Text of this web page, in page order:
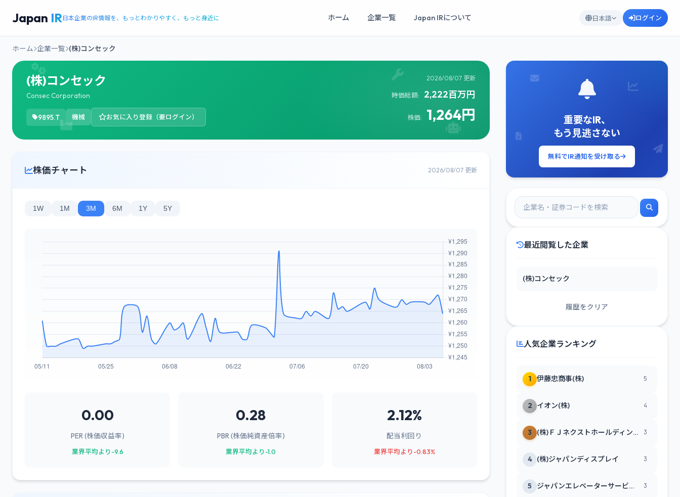
Japan IR日本企業のIR情報を、もっとわかりやすく、もっと身近に ホーム 企業一覧 Japan IRについて 日本語 ログイン
ホーム 企業一覧 (株)コンセック
(株)コンセック
Consec Corporation
9895.T 機械 お気に入り登録（要ログイン）
2026/08/07 更新
時価総額: 2,222百万円
株価: 1,264円
株価チャート 2026/08/07 更新
1W 1M 3M 6M 1Y 5Y
0.00
PER (株価収益率)
業界平均より-9.6
0.28
PBR (株価純資産倍率)
業界平均より-1.0
2.12%
配当利回り
業界平均より-0.83%
重要なIR、
もう見逃さない
無料でIR通知を受け取る
最近閲覧した企業
(株)コンセック
履歴をクリア
人気企業ランキング
1 伊藤忠商事(株) 5
2 イオン(株) 4
3 (株)ＦＪネクストホールディングス 3
4 (株)ジャパンディスプレイ 3
5 ジャパンエレベーターサービスホールディングス(株) 3